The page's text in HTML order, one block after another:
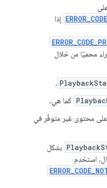
إذا
محميًا من خلال
.
كما هي.
محتوى غير متوفّر في
بشكل
استخدِم